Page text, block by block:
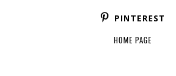
PINTEREST
HOME PAGE